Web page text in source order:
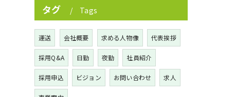
タグ Tags
運送 会社概要 求める人物像 代表挨拶
採用Q&A 日勤 夜勤 社員紹介
採用申込 ビジョン お問い合わせ 求人